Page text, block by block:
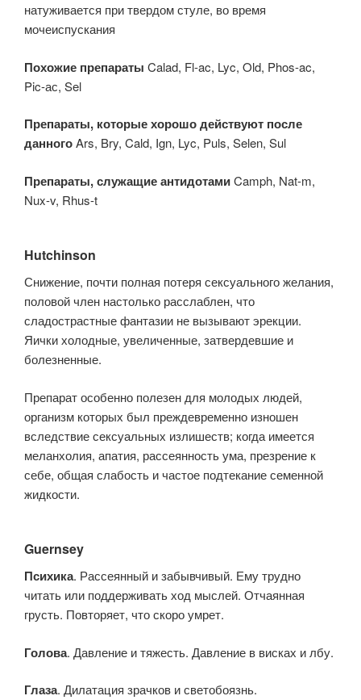
натуживается при твердом стуле, во время
мочеиспускания
Похожие препараты Calad, Fl-ac, Lyc, Old, Phos-ac,
Pic-ас, Sel
Препараты, которые хорошо действуют после
данногоArs, Bry, Cald, Ign, Lyc, Puls, Selen, Sul
Препараты, служащие антидотамиCamph, Nat-m,
Nux-v, Rhus-t
Hutchinson
Снижение, почти полная потеря сексуального желания,
половой член настолько расслаблен, что
сладострастные фантазии не вызывают эрекции.
Яички холодные, увеличенные, затвердевшие и
болезненные.
Препарат особенно полезен для молодых людей,
организм которых был преждевременно изношен
вследствие сексуальных излишеств; когда имеется
меланхолия, апатия, рассеянность ума, презрение к
себе, общая слабость и частое подтекание семенной
жидкости.
Guernsey
Психика. Рассеянный и забывчивый. Ему трудно
читать или поддерживать ход мыслей. Отчаянная
грусть. Повторяет, что скоро умрет.
Голова. Давление и тяжесть. Давление в висках и лбу.
Глаза. Дилатация зрачков и светобоязнь.